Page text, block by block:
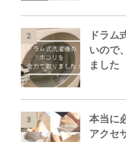
2
ドラム
いので
ました
3
本当に
アクセ